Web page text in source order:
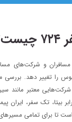
بین مسافران و شرکت‌های
را تغییر دهد. بررسی
معتبر مانند
بیتا، تک سفر، ایران
است تا برای تمامی